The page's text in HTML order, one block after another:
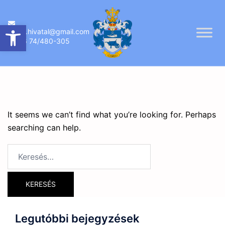
Eszköztár megnyitása
content
ujireg.hivatal@gmail.com
06 74/480-305
It seems we can’t find what you’re looking for. Perhaps
searching can help.
Legutóbbi bejegyzések